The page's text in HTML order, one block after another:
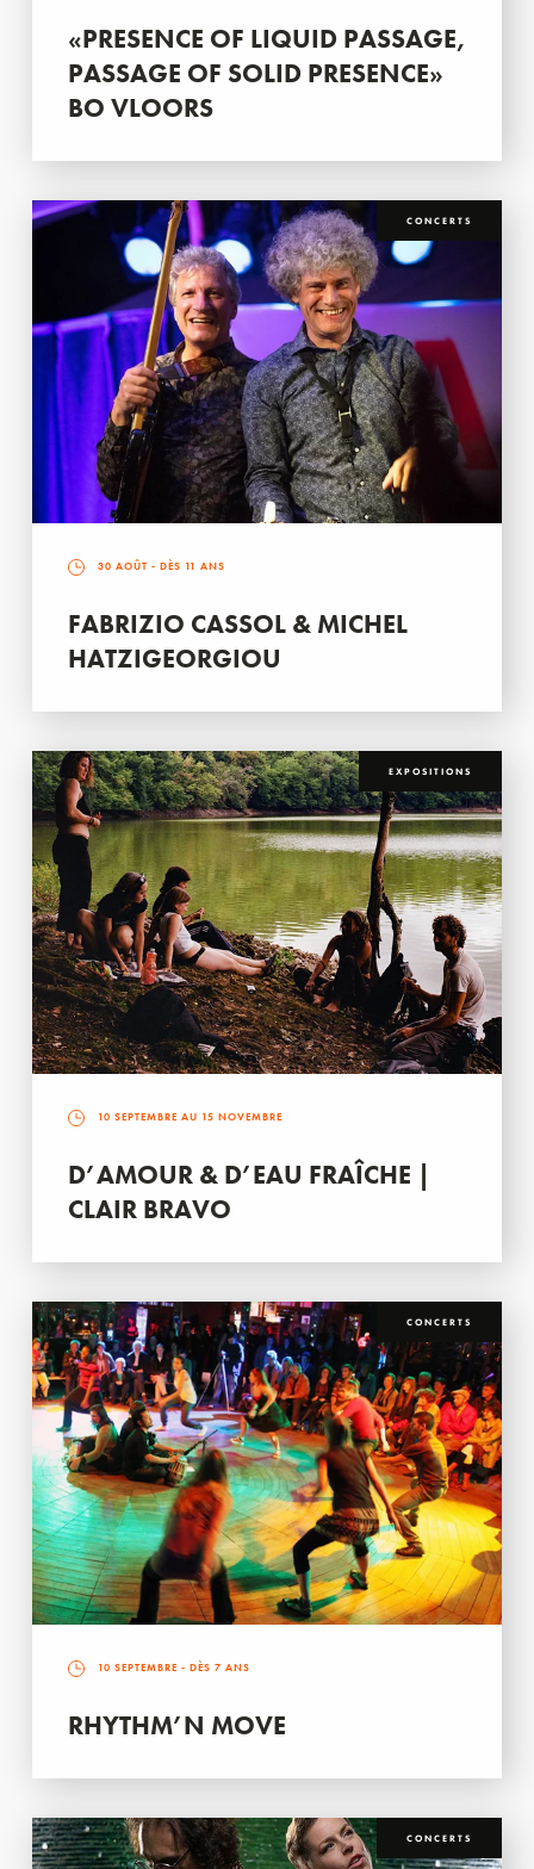
«PRESENCE OF LIQUID PASSAGE,
PASSAGE OF SOLID PRESENCE»
BO VLOORS
CONCERTS
30 AOÛT - DÈS 11 ANS
FABRIZIO CASSOL & MICHEL
HATZIGEORGIOU
EXPOSITIONS
10 SEPTEMBRE AU 15 NOVEMBRE
D’AMOUR & D’EAU FRAÎCHE |
CLAIR BRAVO
CONCERTS
10 SEPTEMBRE - DÈS 7 ANS
RHYTHM’N MOVE
CONCERTS